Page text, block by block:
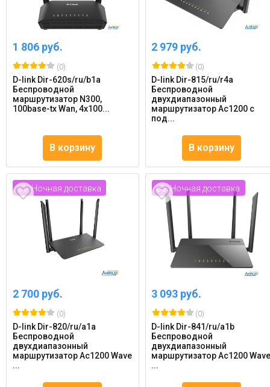
1 806 руб.
(0)
D-link Dir-620s/ru/b1a
Беспроводной
маршрутизатор N300,
100base-tx Wan, 4x100...
В корзину
2 979 руб.
(0)
D-link Dir-815/ru/r4a
Беспроводной
двухдиапазонный
маршрутизатор Ac1200 с
под...
В корзину
Ночная доставка
2 700 руб.
(0)
D-link Dir-820/ru/a1a
Беспроводной
двухдиапазонный
маршрутизатор Ac1200 Wave
...
Ночная доставка
3 093 руб.
(0)
D-link Dir-841/ru/a1b
Беспроводной
двухдиапазонный
маршрутизатор Ac1200
...